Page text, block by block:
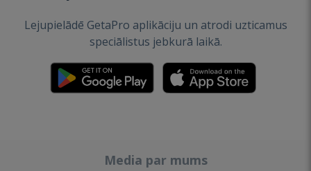
Lejupielādē GetaPro aplikāciju un atrodi uzticamus
speciālistus jebkurā laikā.
Media par mums